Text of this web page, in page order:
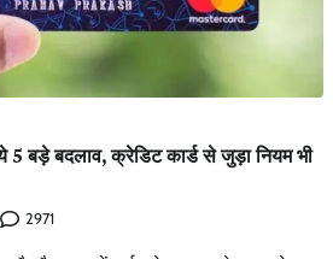
5 बड़े बदलाव, क्रेडिट कार्ड से जुड़ा नियम भी
2971